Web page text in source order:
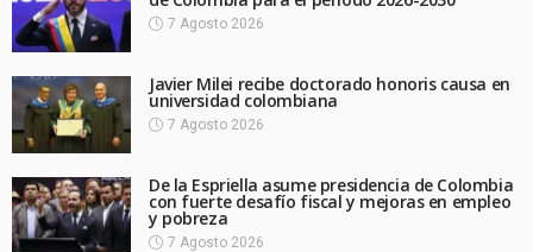
7 Agosto 2026
Javier Milei recibe doctorado honoris causa en
universidad colombiana
7 Agosto 2026
De la Espriella asume presidencia de Colombia
con fuerte desafío fiscal y mejoras en empleo
y pobreza
7 Agosto 2026